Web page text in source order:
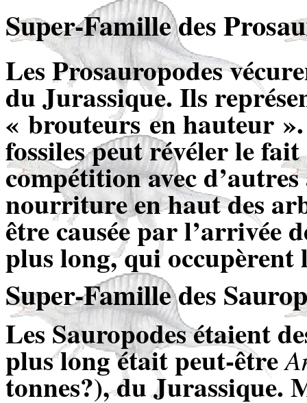
Super-Familledes
Les Prosauropodes
du Jurassique. Ils
« brouteurs en hauteur ».
fossiles peut révéler le
compétition avec
nourriture en haut des
être causée par l’arrivée
plus long, qui occupèrent
Super-Famille des
Les Sauropodes étaient
plus long était peut-être
tonnes?), du Jurassique.